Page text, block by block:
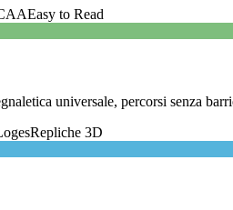
Easy to Read
universale, percorsi senza
Repliche 3D